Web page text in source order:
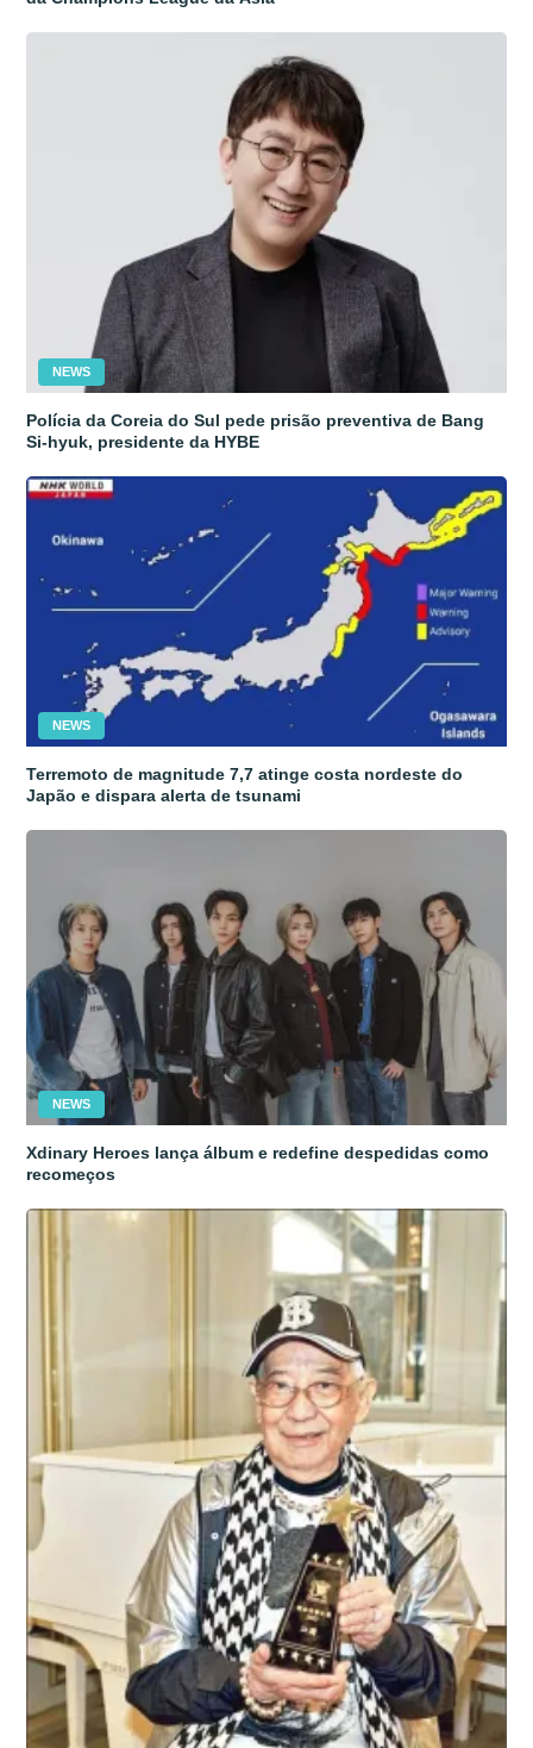
NEWS
Polícia da Coreia do Sul pede prisão preventiva de Bang
Si-hyuk, presidente da HYBE
NEWS
Terremoto de magnitude 7,7 atinge costa nordeste do
Japão e dispara alerta de tsunami
NEWS
Xdinary Heroes lança álbum e redefine despedidas como
recomeços